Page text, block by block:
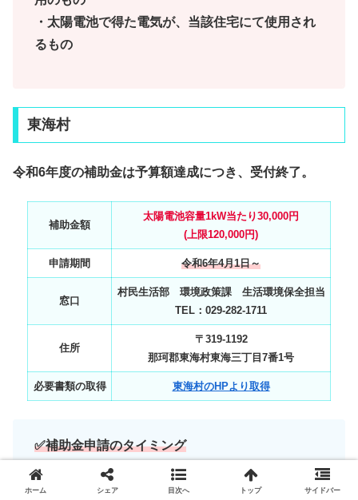
・太陽電池で得た電気が、当該住宅にて使用され
るもの
東海村
令和6年度の補助金は予算額達成につき、受付終了。
補助金額
太陽電池容量1kW当たり30,000円
(上限120,000円)
申請期間 令和6年4月1日～
窓口
村民生活部 環境政策課 生活環境保全担当
TEL：029‐282‐1711
住所
〒319-1192
那珂郡東海村東海三丁目7番1号
必要書類の取得 東海村のHPより取得
✅補助金申請のタイミング
工事完了後 ※売電開始から6ヶ月以内
ホーム シェア 目次へ トップ サイドバー